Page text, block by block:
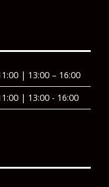
| 13:00 – 16:00
| 13:00 - 16:00